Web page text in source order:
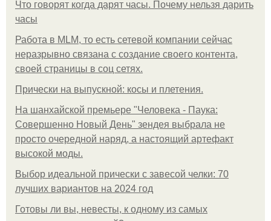
Что говорят когда дарят часы. Почему нельзя дарить
часы
Работа в MLM, то есть сетевой компании сейчас
неразрывно связана с создание своего контента,
своей страницы в соц сетях.
Прически на выпускной: косы и плетения.
На шанхайской премьере "Человека - Паука:
Совершенно Новый День" зендея выбрала не
просто очередной наряд, а настоящий артефакт
высокой моды.
Выбор идеальной прически с завесой челки: 70
лучших вариантов на 2024 год
Готовы ли вы, невесты, к одному из самых